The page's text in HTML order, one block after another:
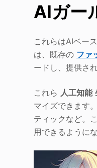
AIガー
これらはAIベー
は、既存の ファ
ードし、提供さ
これら 人工知能
マイズできます
ティックなど。
用できるように